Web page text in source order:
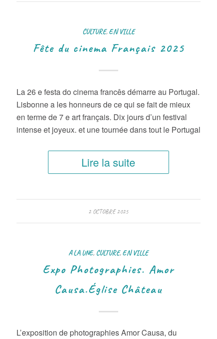
CULTURE,EN VILLE
Fête du cinema Français 2025
La 26 e festa do cinema francês démarre au Portugal.
Lisbonne a les honneurs de ce qui se fait de mieux
en terme de 7 e art français. Dix jours d’un festival
intense et joyeux. et une tournée dans tout le Portugal
Lire la suite
2 OCTOBRE 2025
A LA UNE, CULTURE,EN VILLE
Expo Photographies. Amor
Causa.Église Château
L’exposition de photographies Amor Causa, du